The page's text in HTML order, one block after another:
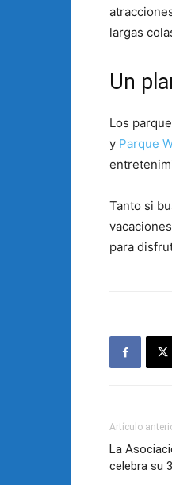
largas
Un
Los
y Parque
Tanto si
para
Artículo
La
celebra su